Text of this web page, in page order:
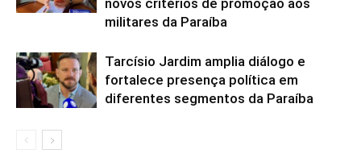
novos critérios de promoção aos
militares da Paraíba
Tarcísio Jardim amplia diálogo e
fortalece presença política em
diferentes segmentos da Paraíba